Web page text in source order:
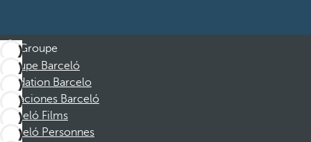
Groupe
Groupe Barceló
Fondation Barcelo
Vacaciones Barceló
Barceló Films
Barceló Personnes